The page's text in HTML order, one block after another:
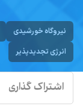
نیروگاه خورشیدی
انرژی تجدیدپذیر
اشتراک گذاری